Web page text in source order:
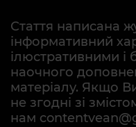
Стаття написана
інформативний
ілюстративними і
наочного
матеріалу. Якщо
не згодні зі
нам